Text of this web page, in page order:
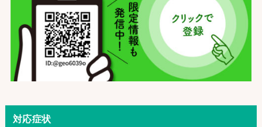
対応症状